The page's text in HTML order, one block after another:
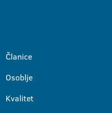
Članice
Osoblje
Kvalitet